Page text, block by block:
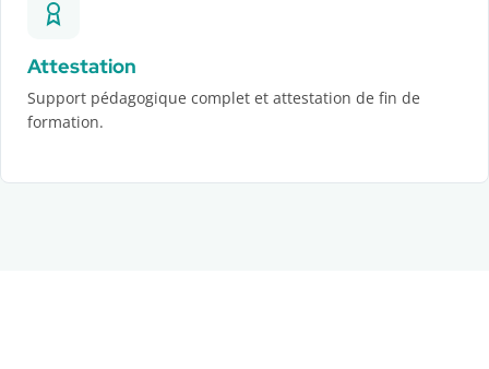
Attestation
Support pédagogique complet et attestation de fin de
formation.